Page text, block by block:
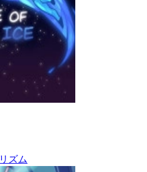
リズム